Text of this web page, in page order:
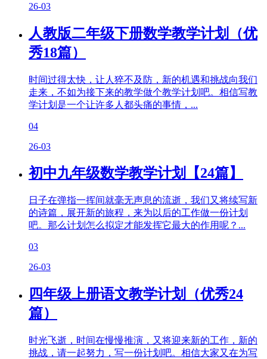
26-03
人教版二年级下册数学教学计划（优
秀18篇）
时间过得太快，让人猝不及防，新的机遇和挑战向我们
走来，不如为接下来的教学做个教学计划吧。相信写教
学计划是一个让许多人都头痛的事情，...
04
26-03
初中九年级数学教学计划【24篇】
日子在弹指一挥间就毫无声息的流逝，我们又将续写新
的诗篇，展开新的旅程，来为以后的工作做一份计划
吧。那么计划怎么拟定才能发挥它最大的作用呢？...
03
26-03
四年级上册语文教学计划（优秀24
篇）
时光飞逝，时间在慢慢推演，又将迎来新的工作，新的
挑战，请一起努力，写一份计划吧。相信大家又在为写